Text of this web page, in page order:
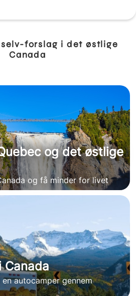
forslag i det østlige
Canada
og det østlige
og få minder for livet
Canada
autocamper gennem